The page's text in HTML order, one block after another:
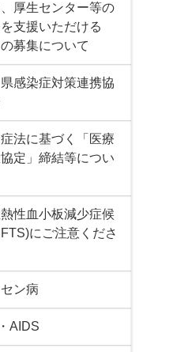
厚生センター等の
支援いただける
募集について
感染症対策連携協
法に基づく「医療
定」締結等につい
性血小板減少症候
にご注意くださ
ン病
AIDS